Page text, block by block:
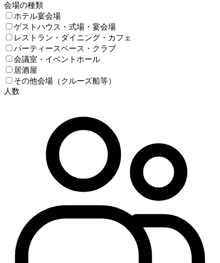
会場の種類
ホテル宴会場
ゲストハウス・式場・宴会場
レストラン・ダイニング・カフェ
パーティースペース・クラブ
会議室・イベントホール
居酒屋
その他会場（クルーズ船等）
人数